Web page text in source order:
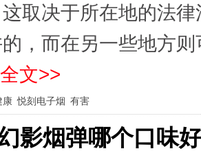
取决于所在地的法
，而在另一些地方
文>>
康 悦刻电子烟 有害
影烟弹哪个口味